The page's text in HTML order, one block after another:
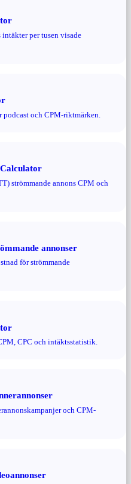
per tusen visade
och CPM-riktmärken.
strömmande annons CPM och
annonser
för strömmande
CPC och intäktsstatistik.
och CPM-